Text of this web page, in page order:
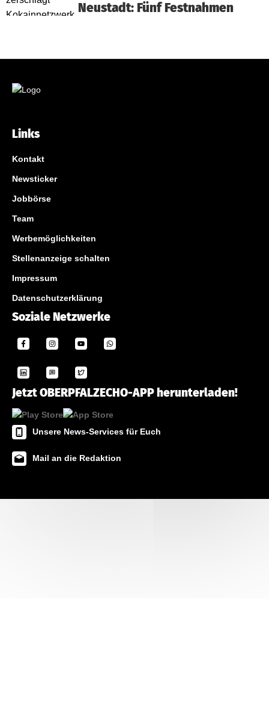
Neustadt: Fünf Festnahmen
Links
Kontakt
Newsticker
Jobbörse
Team
Werbemöglichkeiten
Stellenanzeige schalten
Impressum
Datenschutzerklärung
Soziale Netzwerke
Jetzt OBERPFALZECHO-APP herunterladen!
Unsere News-Services für Euch
Mail an die Redaktion